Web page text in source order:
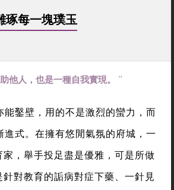
每一塊璞玉
他人，也是一種自我實現。
能鑿壁，用的不是激烈的蠻力，而
進式。在擁有悠閒氣氛的府城，一
，舉手投足盡是優雅，可是所做
對教育的詬病對症下藥、一針見